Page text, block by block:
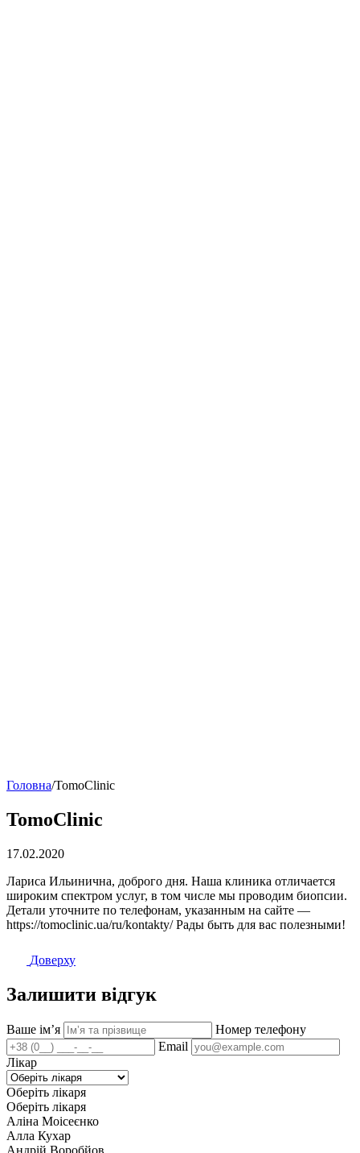
Головна/TomoClinic
TomoClinic
17.02.2020
Лариса Ильинична, доброго дня. Наша клиника отличается
широким спектром услуг, в том числе мы проводим биопсии.
Детали уточните по телефонам, указанным на сайте —
https://tomoclinic.ua/ru/kontakty/ Рады быть для вас полезными!
Доверху
Залишити відгук
Ваше імʼя
Номер телефону
Email
Лікар
Оберіть лікаря
Оберіть лікаря
Аліна Моісеєнко
Алла Кухар
Андрій Воробйов